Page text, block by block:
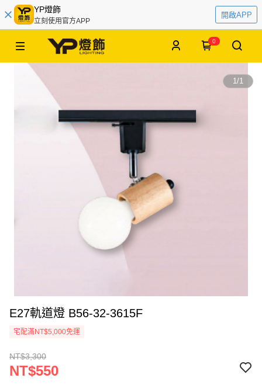
YP燈飾
立刻使用官方APP
開啟APP
0
1/1
E27軌道燈 B56-32-3615F
宅配滿NT$5,000免運
NT$3,300
NT$550